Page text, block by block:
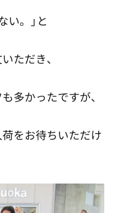
い。」と
ただき、
多かったですが、
をお待ちいただけ